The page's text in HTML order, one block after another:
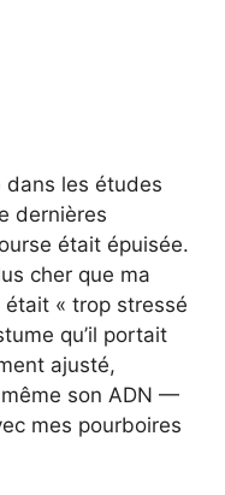
dans les études
dernières
était épuisée.
cher que ma
« trop stressé
qu’il portait
ajusté,
même son ADN —
mes pourboires